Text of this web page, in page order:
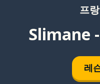
프
Slimane
레